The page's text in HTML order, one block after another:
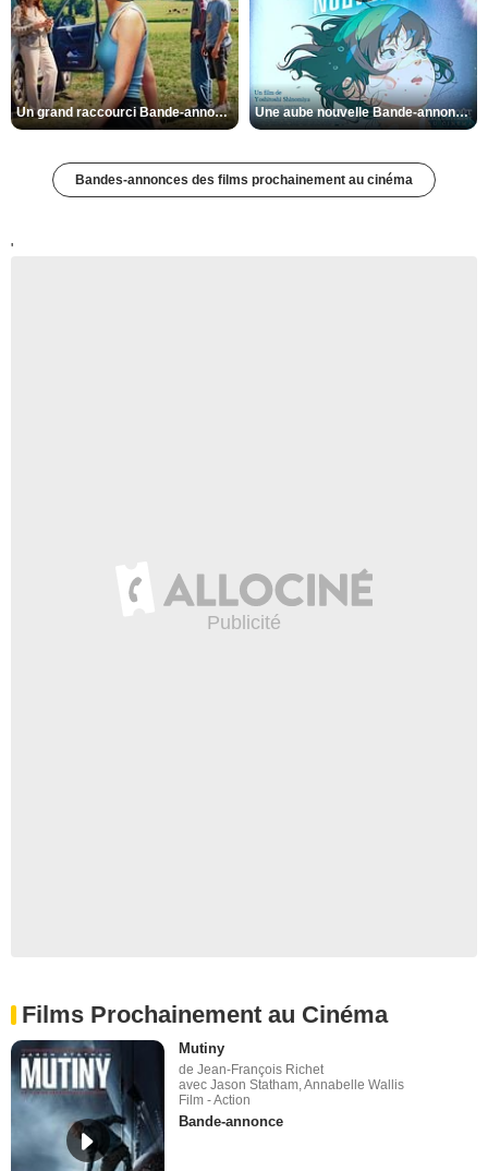
Un grand raccourci Bande-annonce VF Une aube nouvelle Bande-annonce VO STFR
Bandes-annonces des films prochainement au cinéma
'
Films Prochainement au Cinéma
Mutiny
de Jean-François Richet
avec Jason Statham, Annabelle Wallis
Film - Action
Bande-annonce